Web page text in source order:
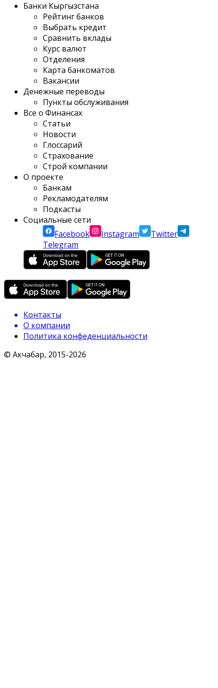
Банки Кыргызстана
Рейтинг банков
Выбрать кредит
Сравнить вклады
Курс валют
Отделения
Карта банкоматов
Вакансии
Денежные переводы
Пункты обслуживания
Все о Финансах
Статьи
Новости
Глоссарий
Страхование
Строй компании
О проекте
Банкам
Рекламодателям
Подкасты
Социальные сети
Facebook
Instagram
Twitter
Telegram
Контакты
О компании
Политика конфеденциальности
© Акчабар, 2015-2026